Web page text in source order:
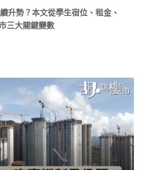
升勢？本文從學生宿位、租金、
三大關鍵變數